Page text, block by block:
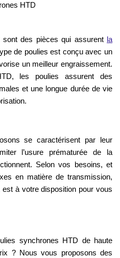
HTD
des pièces qui assurent la
de poulies est conçu avec un
un meilleur engraissement.
les poulies assurent des
et une longue durée de vie
se caractérisent par leur
l’usure prématurée de la
Selon vos besoins, et
en matière de transmission,
est à votre disposition pour vous
synchrones HTD de haute
? Nous vous proposons des